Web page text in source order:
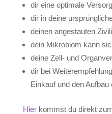
dir eine optimale
dir in deine
deinen angestauten
dein Mikrobiom kann
deine Zell- und
dir bei
Einkauf und den
Hierkommst du direkt